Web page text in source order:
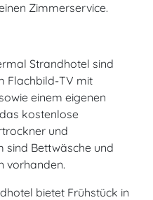
Zimmerservice.
Strandhotel sind
Flachbild-TV mit
einem eigenen
kostenlose
und
sind Bettwäsche und
vorhanden.
bietet Frühstück in